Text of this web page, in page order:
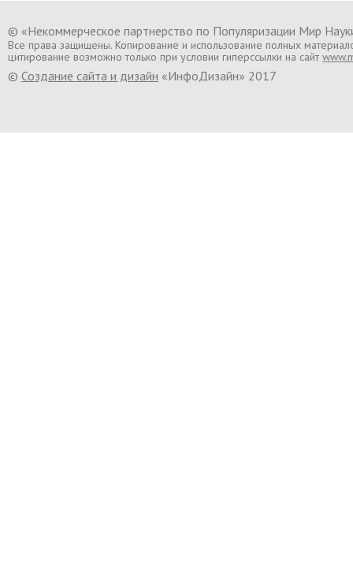
© «Некоммерческое партнерство по Популяризации Мир
Все права защищены. Копирование и использование полных
цитирование возможно только при условии гиперссылки на сайт
© Создание сайта и дизайн «ИнфоДизайн» 2017